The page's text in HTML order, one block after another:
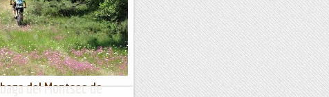
del Montsec de